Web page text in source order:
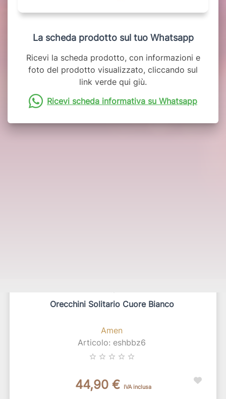
La scheda prodotto sul tuo Whatsapp
Ricevi la scheda prodotto, con informazioni e
foto del prodotto visualizzato, cliccando sul
link verde qui giù.
Ricevi scheda informativa su Whatsapp
Orecchini Solitario Cuore Bianco
Amen
Articolo: eshbbz6
star_border star_border star_border star_border star_border
44,90 € IVA inclusa